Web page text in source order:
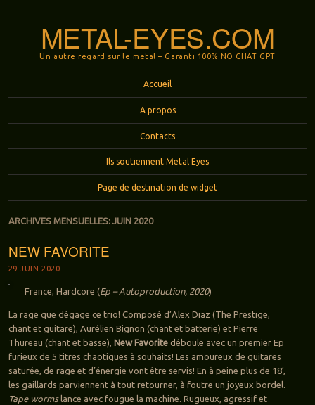
METAL-EYES.COM
Un autre regard sur le metal – Garanti 100% NO CHAT GPT
Accueil
A propos
Contacts
Ils soutiennent Metal Eyes
Page de destination de widget
ARCHIVES MENSUELLES: JUIN 2020
NEW FAVORITE
29 JUIN 2020
France, Hardcore (Ep – Autoproduction, 2020)
La rage que dégage ce trio! Composé d’Alex Diaz (The Prestige,
chant et guitare), Aurélien Bignon (chant et batterie) et Pierre
Thureau (chant et basse), New Favoritedéboule avec un premier Ep
furieux de 5 titres chaotiques à souhaits! Les amoureux de guitares
saturée, de rage et d’énergie vont être servis! En à peine plus de 18′,
les gaillards parviennent à tout retourner, à foutre un joyeux bordel.
Tape wormslance avec fougue la machine. Rugueux, agressif et